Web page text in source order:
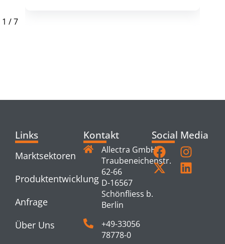
1 /7
Links
Marktsektoren
Produktentwicklung
Anfrage
Über Uns
Kontakt
Allectra GmbH
Traubeneichenstr.
62-66
D-16567
Schönfliess b.
Berlin
+49-33056
78778-0
Social Media